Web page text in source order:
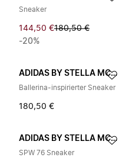
Sneaker
144,50 €180,50 €
-20%
ADIDAS BY STELLA MCCARTNEY
Ballerina-inspirierter Sneaker
180,50 €
ADIDAS BY STELLA MCCARTNEY
SPW 76 Sneaker